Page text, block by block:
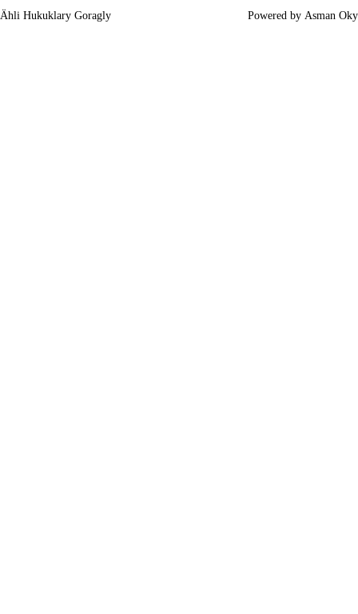
Ähli Hukuklary Goragly Powered by Asman Oky